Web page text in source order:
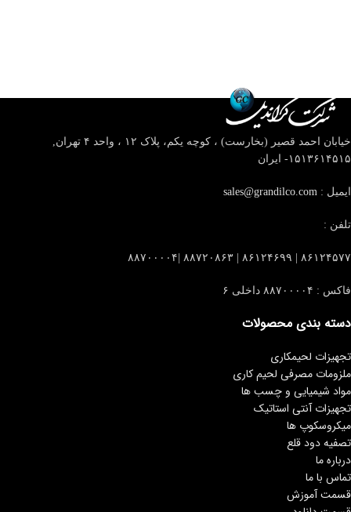
خیابان احمد قصیر (بخارست) ، کوچه یکم، پلاک ۱۲ ، واحد ۴
تهران,
۱۵۱۳۶۱۴۵۱۵- ایران
ایمیل : sales@grandilco.com
تلفن :
۸۶۱۲۴۵۷۷ | ۸۶۱۲۴۶۹۹ | ۸۸۷۲۰۸۶۳ |۸۸۷۰۰۰۰۴
فاکس : ۸۸۷۰۰۰۰۴ داخلی ۶
دسته بندی محصولات
تجهیزات لحیمکاری
ملزومات مصرفی لحیم کاری
مواد شیمیایی و چسب ها
تجهیزات آنتی استاتیک
میکروسکوپ ها
تصفیه دود قلع
درباره ما
تماس با ما
قسمت آموزش